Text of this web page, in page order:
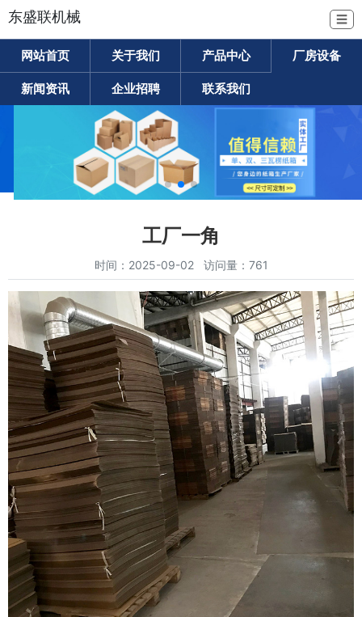
东盛联机械 ☰
网站首页 关于我们 产品中心 厂房设备
新闻资讯 企业招聘 联系我们
工厂一角
时间：2025-09-02 访问量：761